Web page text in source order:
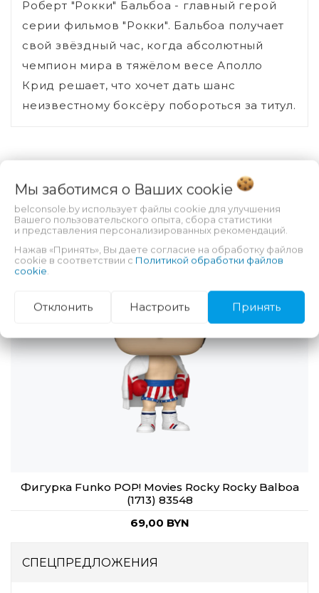
Роберт "Рокки" Бальбоа - главный герой
серии фильмов "Рокки". Бальбоа получает
свой звёздный час, когда абсолютный
чемпион мира в тяжёлом весе Аполло
Крид решает, что хочет дать шанс
неизвестному боксёру побороться за титул.
Фигурка Funko POP! Movies Rocky Rocky Balboa
(1713)​ 83548
69,00 BYN
СПЕЦПРЕДЛОЖЕНИЯ
Мы заботимся о Ваших cookie
belconsole.by использует файлы cookie для улучшения
Вашего пользовательского опыта, сбора статистики
и представления персонализированных рекомендаций.
Нажав «Принять», Вы даете согласие на обработку файлов
cookie в соответствии с Политикой обработки файлов
cookie.
Отклонить Настроить Принять